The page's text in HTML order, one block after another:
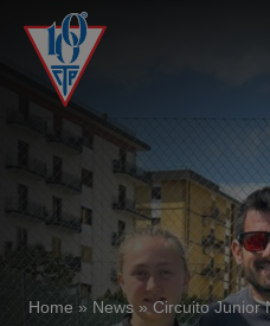
Home » News »Circuito Junior